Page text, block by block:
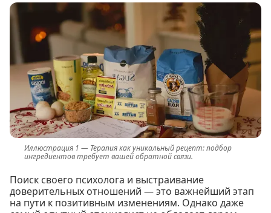
Терапия как уникальный рецепт: подбор
ингредиентов требует вашей обратной связи.
Поиск своего психолога и выстраивание
доверительных отношений — это важнейший этап
на пути к позитивным изменениям. Однако даже